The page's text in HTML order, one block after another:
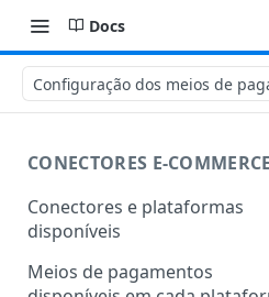
Docs
Configuração dos meios de
CONECTORES E-COMMERCE
Conectores e plataformas
disponíveis
Outras plataformas também
conectadas com a Cielo
Meios de pagamentos